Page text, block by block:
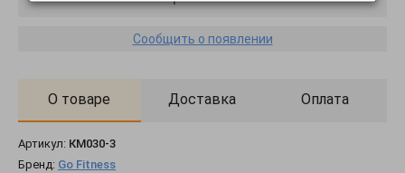
Сообщить о появлении
О товаре Доставка Оплата
Артикул: КМ030-3
Бренд: Go Fitness